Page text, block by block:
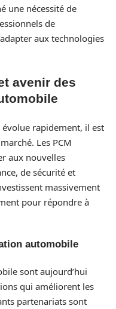
une nécessité de
de
aux technologies
avenir des
rapidement, il est
Les PCM
aux nouvelles
de sécurité et
massivement
pour répondre à
automobile
sont aujourd’hui
qui améliorent les
partenariats sont